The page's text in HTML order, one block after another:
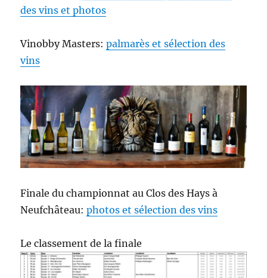
des vins et photos
Vinobby Masters:palmarès et sélection des
vins
Finale du championnat au Clos des Hays à
Neufchâteau:photos et sélection des vins
Le classement de la finale